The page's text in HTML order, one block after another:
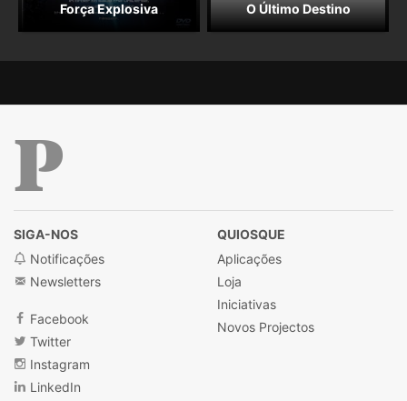
Força Explosiva O Último Destino
SIGA-NOS
Notificações
Newsletters
Facebook
Twitter
Instagram
LinkedIn
QUIOSQUE
Aplicações
Loja
Iniciativas
Novos Projectos